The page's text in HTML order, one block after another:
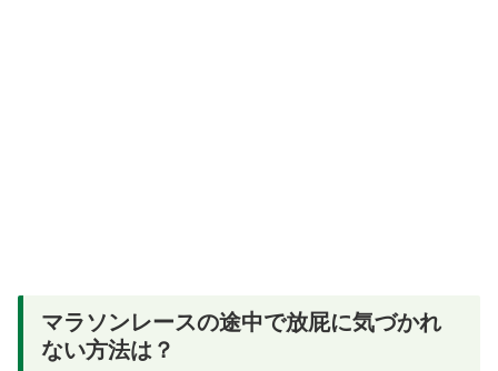
マラソンレースの途中で放屁に気づかれ
ない方法は？